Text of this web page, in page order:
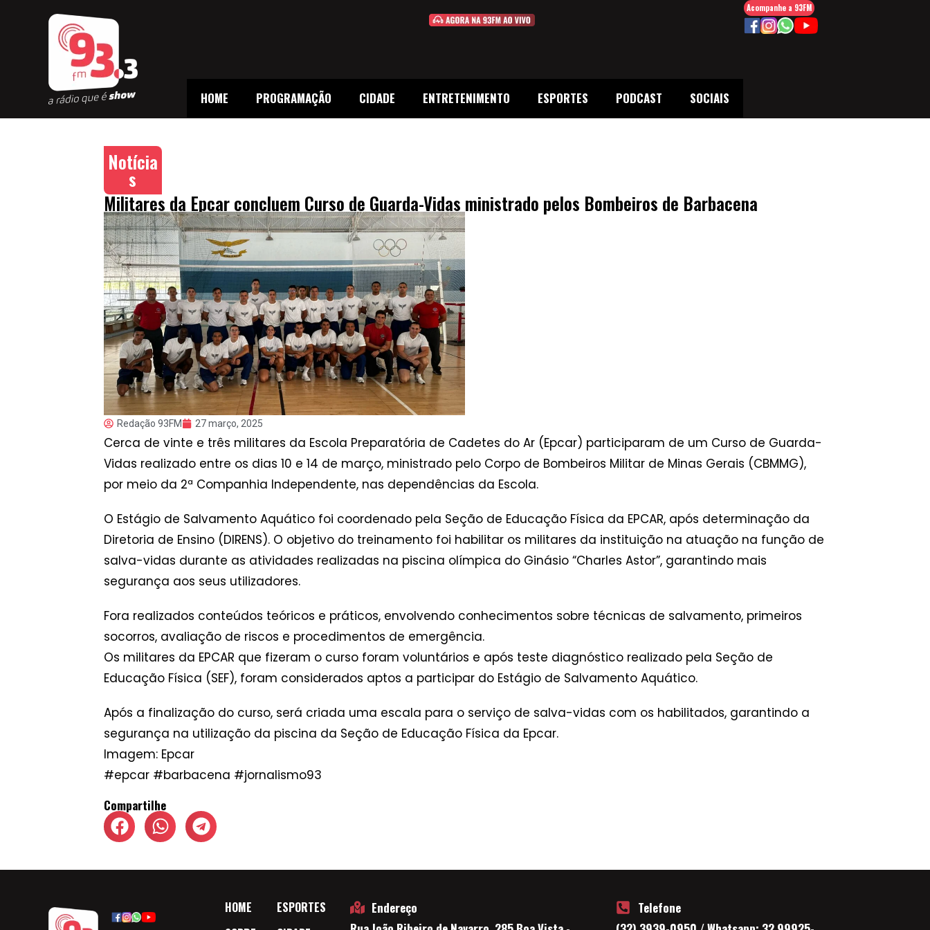
HOME PROGRAMAÇÃO CIDADE ENTRETENIMENTO ESPORTES PODCAST SOCIAIS
Acompanhe a 93FM
Notícia
s
Militares da Epcar concluem Curso de Guarda-Vidas ministrado pelos Bombeiros de Barbacena
Redação 93FM 27 março, 2025
Cerca de vinte e três militares da Escola Preparatória de Cadetes do Ar (Epcar) participaram de um Curso de Guarda-
Vidas realizado entre os dias 10 e 14 de março, ministrado pelo Corpo de Bombeiros Militar de Minas Gerais (CBMMG),
por meio da 2ª Companhia Independente, nas dependências da Escola.
O Estágio de Salvamento Aquático foi coordenado pela Seção de Educação Física da EPCAR, após determinação da
Diretoria de Ensino (DIRENS). O objetivo do treinamento foi habilitar os militares da instituição na atuação na função de
salva-vidas durante as atividades realizadas na piscina olímpica do Ginásio “Charles Astor”, garantindo mais
segurança aos seus utilizadores.
Fora realizados conteúdos teóricos e práticos, envolvendo conhecimentos sobre técnicas de salvamento, primeiros
socorros, avaliação de riscos e procedimentos de emergência.
Os militares da EPCAR que fizeram o curso foram voluntários e após teste diagnóstico realizado pela Seção de
Educação Física (SEF), foram considerados aptos a participar do Estágio de Salvamento Aquático.
Após a finalização do curso, será criada uma escala para o serviço de salva-vidas com os habilitados, garantindo a
segurança na utilização da piscina da Seção de Educação Física da Epcar.
Imagem: Epcar
#epcar #barbacena #jornalismo93
Compartilhe
HOME
ESPORTES
Endereço
Telefone